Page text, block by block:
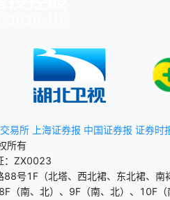
易所 上海证券报 中国证券报 证券时
所有
：ZX0023
号1F（北塔、西北裙、东北裙、
（南、北）、9F（南、北）、10F